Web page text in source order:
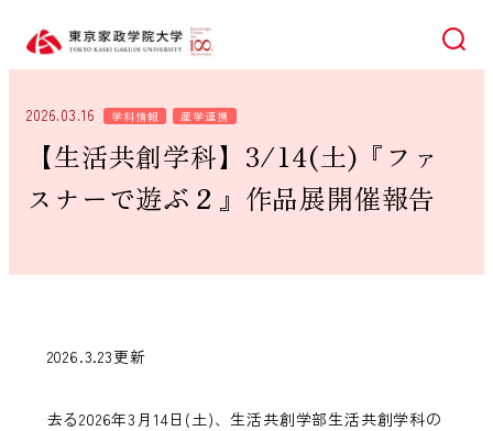
検索
2026.03.16 学科情報 産学連携
【生活共創学科】3/14(土)『ファ
スナーで遊ぶ２』作品展開催報告
2026.3.23更新
去る2026年3月14日(土)、生活共創学部生活共創学科の